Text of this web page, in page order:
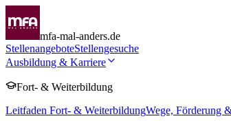
mfa-mal-anders.de
StellenangeboteStellengesuche
Ausbildung & Karriere
Fort- & Weiterbildung
Leitfaden Fort- & WeiterbildungWege, Förderung